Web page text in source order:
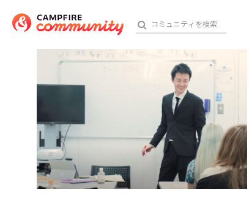
アート・写真
テクノロジー・ガジェット